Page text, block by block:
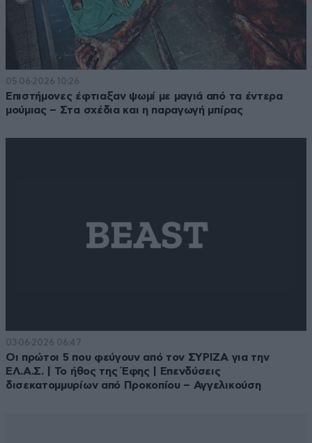
05·06·2026 10:26
Επιστήμονες έφτιαξαν ψωμί με μαγιά από τα έντερα
μούμιας – Στα σχέδια και η παραγωγή μπίρας
03·06·2026 06:47
Οι πρώτοι 5 που φεύγουν από τον ΣΥΡΙΖΑ για την
ΕΛ.Α.Σ. | Το ήθος της Έφης | Επενδύσεις
δισεκατομμυρίων από Προκοπίου – Αγγελικούση